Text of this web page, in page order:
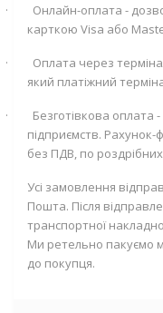
·
Онлайн-оплата -
карткою Visa або
·
Оплата через
який платіжний
·
Безготівкова оплата
підприємств. Рахунок-
без ПДВ, по роздрібних
Усі замовлення
Пошта. Після
транспортної
Ми ретельно пакуємо
до покупця.